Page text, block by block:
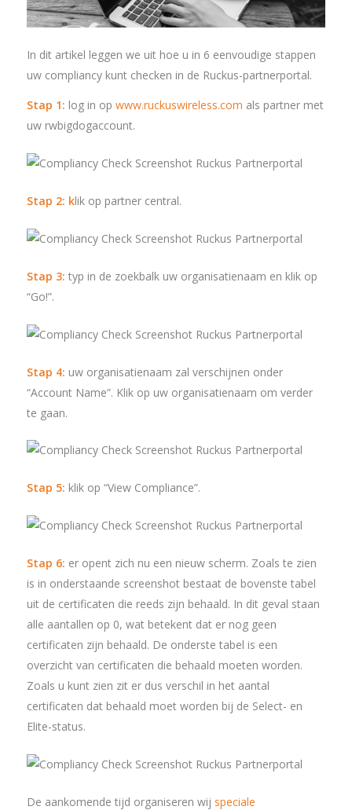
In dit artikel leggen we uit hoe u in 6 eenvoudige stappen
uw compliancy kunt checken in de Ruckus-partnerportal.
Stap 1: log in op www.ruckuswireless.com als partner met
uw rwbigdogaccount.
Stap 2: klik op partner central.
Stap 3: typ in de zoekbalk uw organisatienaam en klik op
“Go!”.
Stap 4: uw organisatienaam zal verschijnen onder
“Account Name”. Klik op uw organisatienaam om verder
te gaan.
Stap 5: klik op “View Compliance”.
Stap 6: er opent zich nu een nieuw scherm. Zoals te zien
is in onderstaande screenshot bestaat de bovenste tabel
uit de certificaten die reeds zijn behaald. In dit geval staan
alle aantallen op 0, wat betekent dat er nog geen
certificaten zijn behaald. De onderste tabel is een
overzicht van certificaten die behaald moeten worden.
Zoals u kunt zien zit er dus verschil in het aantal
certificaten dat behaald moet worden bij de Select- en
Elite-status.
De aankomende tijd organiseren wij speciale